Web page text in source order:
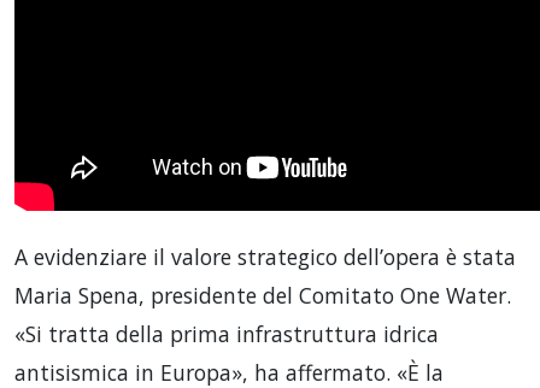
A evidenziare il valore strategico dell’opera è stata
Maria Spena, presidente del Comitato One Water.
«Si tratta della prima infrastruttura idrica
antisismica in Europa», ha affermato. «È la